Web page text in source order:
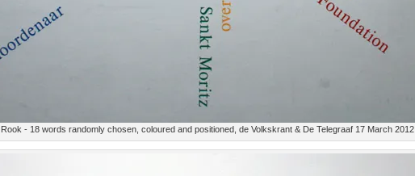
- 18 words randomly chosen, coloured and positioned, de Volkskrant & De Telegraaf 17 March 2012